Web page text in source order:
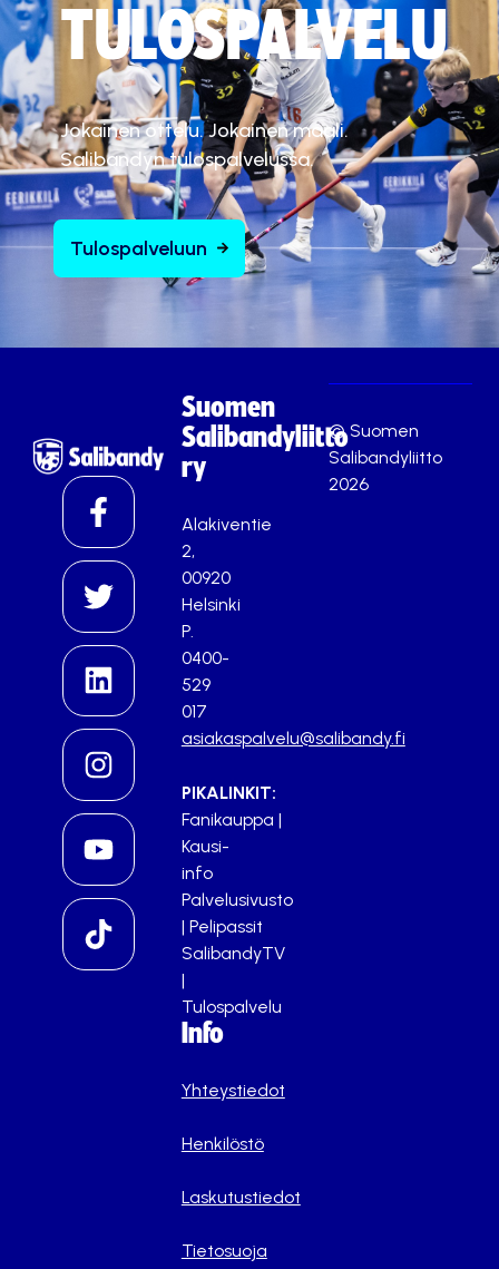
TULOSPALVELU
Jokainen ottelu. Jokainen maali.
Salibandyn tulospalvelussa.
Tulospalveluun
Suomen
Salibandyliitto
ry
Alakiventie
2,
00920
Helsinki
P.
0400-
529
017
asiakaspalvelu@salibandy.fi
PIKALINKIT:
Fanikauppa |
Kausi-
info
Palvelusivusto
| Pelipassit
SalibandyTV
|
Tulospalvelu
Info
Yhteystiedot
Henkilöstö
Laskutustiedot
Tietosuoja
© Suomen
Salibandyliitto
2026